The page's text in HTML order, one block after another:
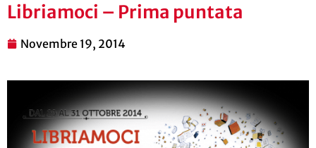
Libriamoci – Prima puntata
Novembre 19, 2014